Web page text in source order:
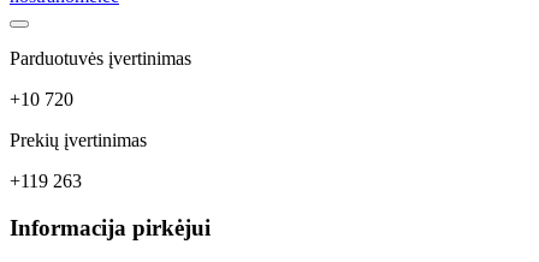
Parduotuvės įvertinimas
+10 720
Prekių įvertinimas
+119 263
Informacija pirkėjui